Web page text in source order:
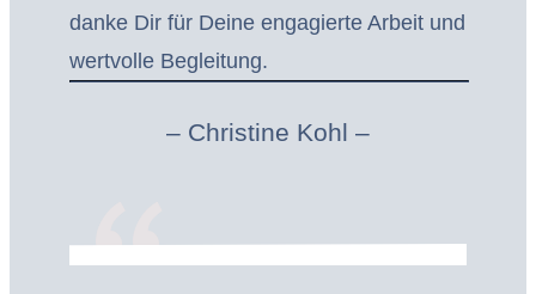
danke Dir für Deine engagierte Arbeit und
wertvolle Begleitung.
– Christine Kohl –